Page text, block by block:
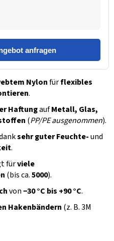
anfragen
Nylonfürflexibles
.
HaftungaufMetall, Glas,
(PP/PE ausgenommen).
sehr guter Feuchte-und
.
fürviele
(bis ca.5000).
von−30 °C bis +90 °C.
Hakenbändern (z. B. 3M